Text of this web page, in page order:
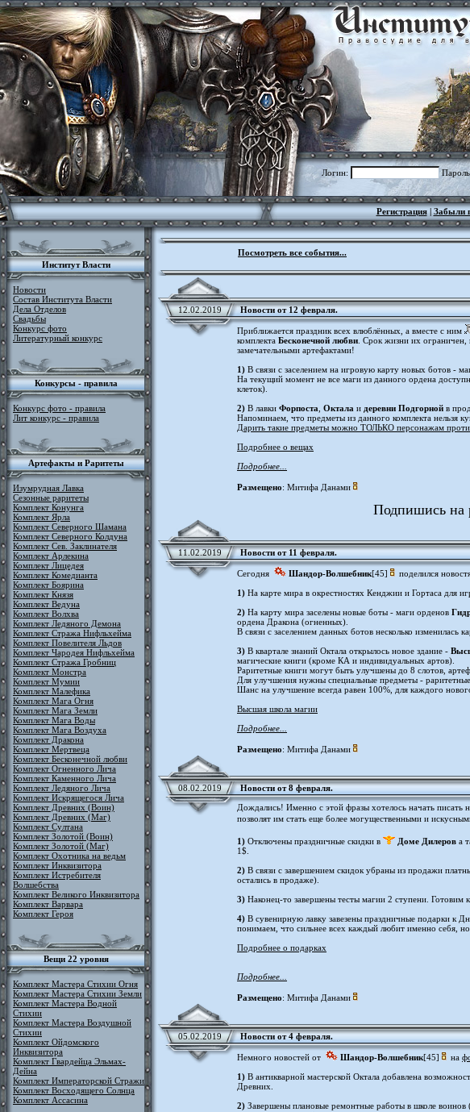
Логин:
Регистрация| Забыли
Институт Власти
Новости
Состав Института Власти
Дела Отделов
Свадьбы
Конкурс фото
Литературный конкурс
Конкурсы - правила
Конкурс фото - правила
Лит конкурс - правила
Артефакты и Раритеты
Изумрудная Лавка
Сезонные раритеты
Комплект Конунга
Комплект Ярла
Комплект Северного Шамана
Комплект Северного Колдуна
Комплект Сев. Заклинателя
Комплект Арлекина
Комплект Лицедея
Комплект Комедианта
Комплект Боярина
Комплект Князя
Комплект Ведуна
Комплект Волхва
Комплект Ледяного Демона
Комплект Стража Нифльхейма
Комплект Повелителя Льдов
Комплект Чародея Нифльхейма
Комплект Стража Гробниц
Комплект Монстра
Комплект Мумии
Комплект Малефика
Комплект Мага Огня
Комплект Мага Земли
Комплект Мага Воды
Комплект Мага Воздуха
Комплект Дракона
Комплект Мертвеца
Комплект Бесконечной любви
Комплект Огненного Лича
Комплект Каменного Лича
Комплект Ледяного Лича
Комплект Искрящегося Лича
Комплект Древних (Воин)
Комплект Древних (Маг)
Комплект Султана
Комплект Золотой (Воин)
Комплект Золотой (Маг)
Комплект Охотника на ведьм
Комплект Инквизитора
Комплект Истребителя
Волшебства
Комплект Великого Инквизитора
Комплект Варвара
Комплект Героя
Вещи 22 уровня
Комплект Мастера Стихии Огня
Комплект Мастера Стихии Земли
Комплект Мастера Водной
Стихии
Комплект Мастера Воздушной
Стихии
Комплект Ойдомского
Инквизитора
Комплект Гвардейца Эльмах-
Дейна
Комплект Императорской Стражи
Комплект Восходящего Солнца
Комплект Ассасина
Посмотреть все события...
12.02.2019 Новости от 12 февраля.
Приближается праздник всех влюблённых, а вместе с ним
комплекта Бесконечной любви . Срок жизни их
замечательными артефактами!
1) В связи с заселением на игровую карту новых ботов -
На текущий момент не все маги из данного ордена
клеток).
2) В лавки Форпоста Октала и деревни Подгорной в
Напоминаем, что предметы из данного комплекта нельзя
Дарить такие предметы можно ТОЛЬКО персонажам
Подробнее о вещах
Подробнее...
Размещено: Митифа Данами
Подпишись на
11.02.2019 Новости от 11 февраля.
Сегодня Шандор-Волшебник[45] поделился
1) На карте мира в окрестностях Кенджии и Гортаса для
2) На карту мира заселены новые боты - маги орденов
ордена Дракона (огненных).
В связи с заселением данных ботов несколько изменилась
3) В квартале знаний Октала открылось новое здание -
магические книги (кроме КА и индивидуальных артов).
Раритетные книги могут быть улучшены до 8 слотов,
Для улучшения нужны специальные предметы -
Шанс на улучшение всегда равен 100%, для каждого
Высшая школа магии
Подробнее...
Размещено: Митифа Данами
08.02.2019
Новости от 8 февраля.
Дождались! Именно с этой фразы хотелось начать писать
позволят им стать еще более могущественными и
1) Отключены праздничные скидки в Доме Дилеров а
1$.
2) В связи с завершением скидок убраны из продажи
остались в продаже).
3) Наконец-то завершены тесты магии 2 ступени. Готовим
4) В сувенирную лавку завезены праздничные подарки к
понимаем, что сильнее всех каждый любит именно себя,
Подробнее о подарках
Подробнее...
Размещено: Митифа Данами
05.02.2019 Новости от 4 февраля.
Немного новостей от Шандор-Волшебник[45] на
1) В антикварной мастерской Октала добавлена
Древних.
2) Завершены плановые ремонтные работы в школе воинов